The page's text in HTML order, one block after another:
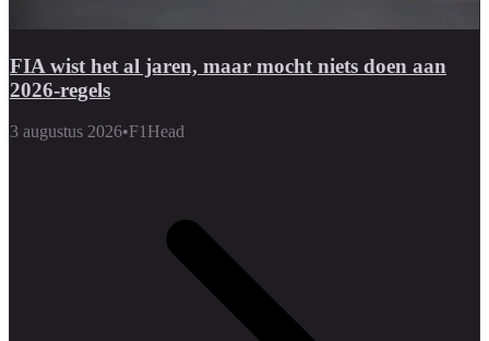
FIA wist het al jaren, maar mocht niets doen aan
2026-regels
3 augustus 2026•F1Head